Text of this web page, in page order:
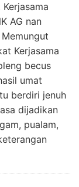
AG nan
Kerjasama
becus
umat
berdiri jenuh
dijadikan
pualam,